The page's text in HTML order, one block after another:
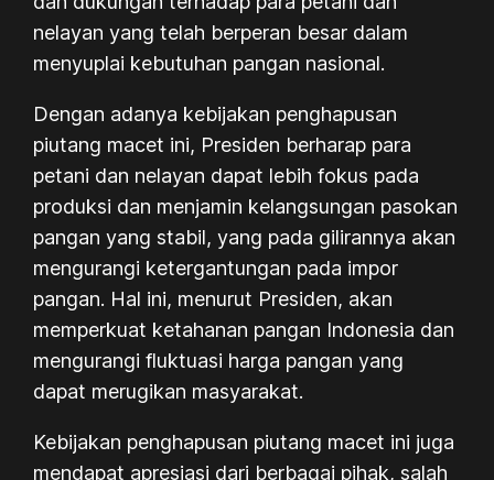
nelayan yang telah berperan besar dalam
menyuplai kebutuhan pangan nasional.
Dengan adanya kebijakan penghapusan
piutang macet ini, Presiden berharap para
petani dan nelayan dapat lebih fokus pada
produksi dan menjamin kelangsungan pasokan
pangan yang stabil, yang pada gilirannya akan
mengurangi ketergantungan pada impor
pangan. Hal ini, menurut Presiden, akan
memperkuat ketahanan pangan Indonesia dan
mengurangi fluktuasi harga pangan yang
dapat merugikan masyarakat.
Kebijakan penghapusan piutang macet ini juga
mendapat apresiasi dari berbagai pihak, salah